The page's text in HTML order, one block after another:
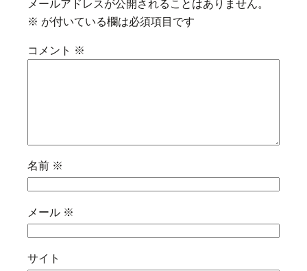
メールアドレスが公開されることはありません。
※ が付いている欄は必須項目です
コメント ※
名前 ※
メール ※
サイト